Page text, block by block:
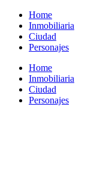
contenido
Home
Inmobiliaria
Ciudad
Personajes
Home
Inmobiliaria
Ciudad
Personajes